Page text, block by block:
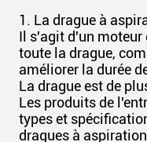
1. La drague à
Il s'agit d'un moteur
toute la drague,
améliorer la durée
La drague est de
Les produits de
types et
dragues à